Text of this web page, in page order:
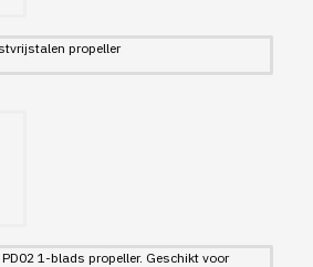
propeller
1-blads propeller. Geschikt voor